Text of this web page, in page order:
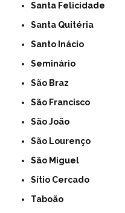
Santa Felicidade
Santa Quitéria
Santo Inácio
Seminário
São Braz
São Francisco
São João
São Lourenço
São Miguel
Sítio Cercado
Taboão